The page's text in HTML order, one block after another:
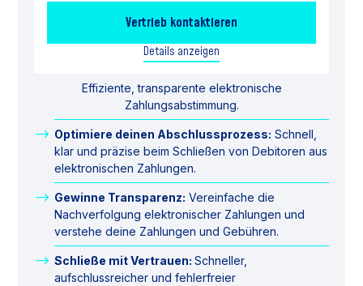
Vertrieb kontaktieren
Details anzeigen
Effiziente, transparente elektronische
Zahlungsabstimmung.
Optimiere deinen Abschlussprozess: Schnell,
klar und präzise beim Schließen von Debitoren aus
elektronischen Zahlungen.
Gewinne Transparenz: Vereinfache die
Nachverfolgung elektronischer Zahlungen und
verstehe deine Zahlungen und Gebühren.
Schließe mit Vertrauen: Schneller,
aufschlussreicher und fehlerfreier